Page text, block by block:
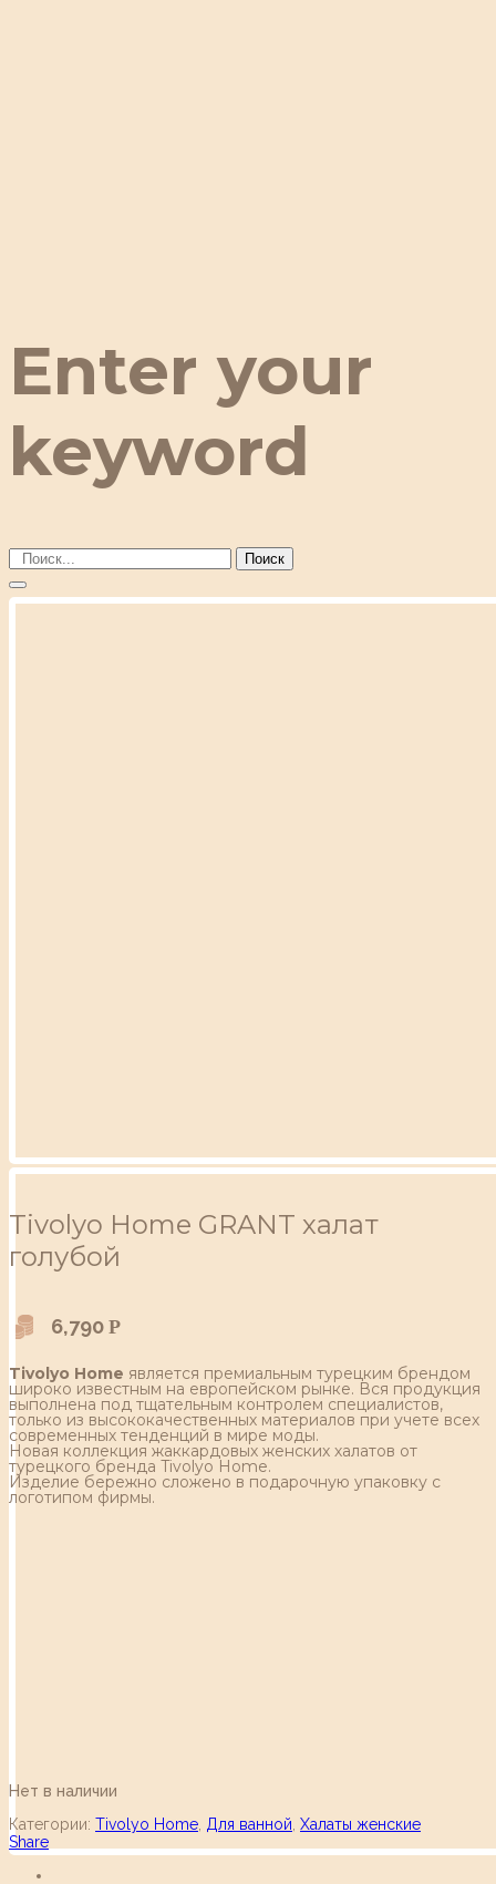
Enter your
keyword
Поиск
Tivolyo Home GRANT халат
голубой
6,790 Р
Tivolyo Home является премиальным турецким брендом
широко известным на европейском рынке. Вся продукция
выполнена под тщательным контролем специалистов,
только из высококачественных материалов при учете всех
современных тенденций в мире моды.
Новая коллекция жаккардовых женских халатов от
турецкого бренда Tivolyo Home.
Изделие бережно сложено в подарочную упаковку с
логотипом фирмы.
Нет в наличии
Категории: Tivolyo Home Для ванной Халаты женские
Share